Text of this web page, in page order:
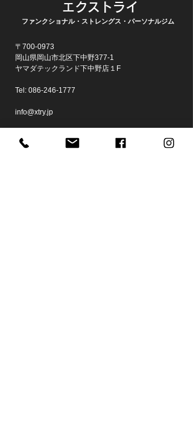
エクストライ
ファンクショナル・ストレングス・パーソナルジム
〒700-0973
岡山県岡山市北区下中野377-1
​ヤマダテックランド下中野店１F
Tel: 086-246-1777
info@xtry.jp